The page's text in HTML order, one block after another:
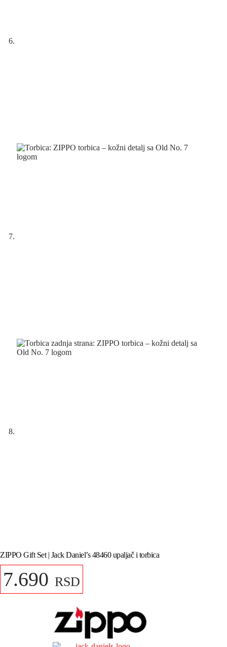
ZIPPO Gift Set | Jack Daniel’s 48460 upaljač i torbica
7.690 RSD